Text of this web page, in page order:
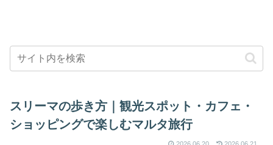
スリーマの歩き方｜観光スポット・カフェ・
ショッピングで楽しむマルタ旅行